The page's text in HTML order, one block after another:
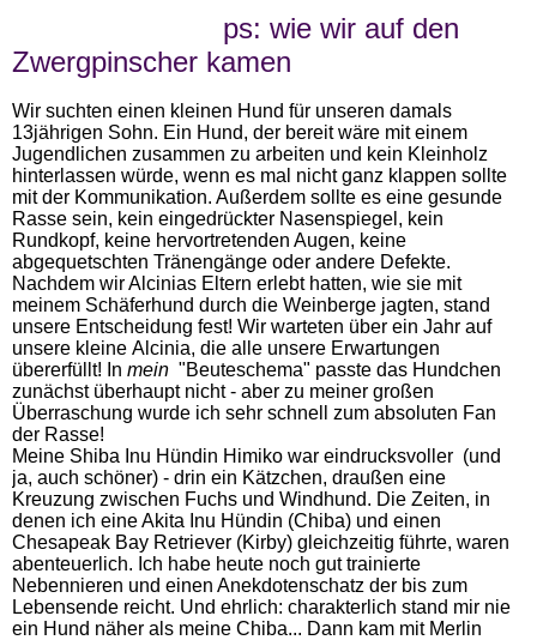
ps: wie wir auf den
Zwergpinscher kamen
Wir suchten einen kleinen Hund für unseren damals
13jährigen Sohn. Ein Hund, der bereit wäre mit einem
Jugendlichen zusammen zu arbeiten und kein Kleinholz
hinterlassen würde, wenn es mal nicht ganz klappen sollte
mit der Kommunikation. Außerdem sollte es eine gesunde
Rasse sein, kein eingedrückter Nasenspiegel, kein
Rundkopf, keine hervortretenden Augen, keine
abgequetschten Tränengänge oder andere Defekte.
Nachdem wir Alcinias Eltern erlebt hatten, wie sie mit
meinem Schäferhund durch die Weinberge jagten, stand
unsere Entscheidung fest! Wir warteten über ein Jahr auf
unsere kleine Alcinia, die alle unsere Erwartungen
übererfüllt! In mein "Beuteschema" passte das Hundchen
zunächst überhaupt nicht - aber zu meiner großen
Überraschung wurde ich sehr schnell zum absoluten Fan
der Rasse!
Meine Shiba Inu Hündin Himiko war eindrucksvoller (und
ja, auch schöner) - drin ein Kätzchen, draußen eine
Kreuzung zwischen Fuchs und Windhund. Die Zeiten, in
denen ich eine Akita Inu Hündin (Chiba) und einen
Chesapeak Bay Retriever (Kirby) gleichzeitig führte, waren
abenteuerlich. Ich habe heute noch gut trainierte
Nebennieren und einen Anekdotenschatz der bis zum
Lebensende reicht. Und ehrlich: charakterlich stand mir nie
ein Hund näher als meine Chiba... Dann kam mit Merlin